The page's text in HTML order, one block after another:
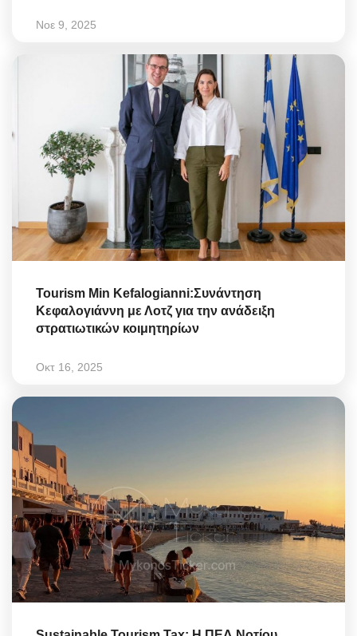
Νοε 9, 2025
Tourism Min Kefalogianni:Συνάντηση
Κεφαλογιάννη με Λοτζ για την ανάδειξη
στρατιωτικών κοιμητηρίων
Οκτ 16, 2025